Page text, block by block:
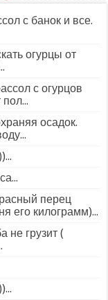
с банок и все.
огурцы от
с огурцов
осадок.
перец
его килограмм)...
не грузит (